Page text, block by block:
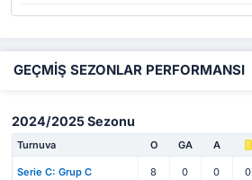
GEÇMİŞ SEZONLAR PERFORMANSI
2024/2025 Sezonu
Turnuva O GA A
Serie C: Grup C 8 0 0 0